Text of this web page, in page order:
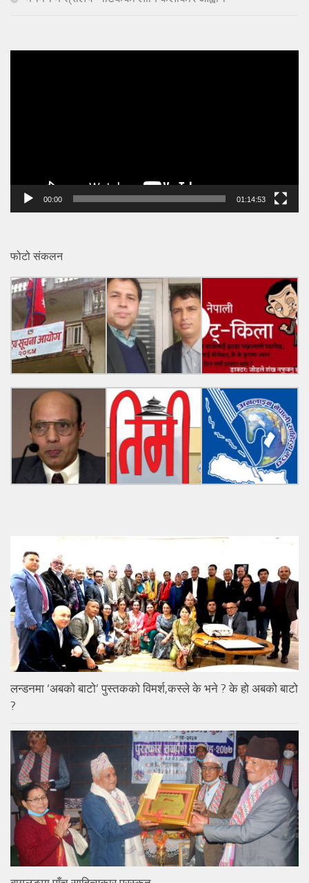
00:00 01:14:53
फोटो संकलन
लन्डनमा ‘अबको बाटो’ पुस्तकको विमर्श,कस्ले के भने ? के हो अबको बाटो
?